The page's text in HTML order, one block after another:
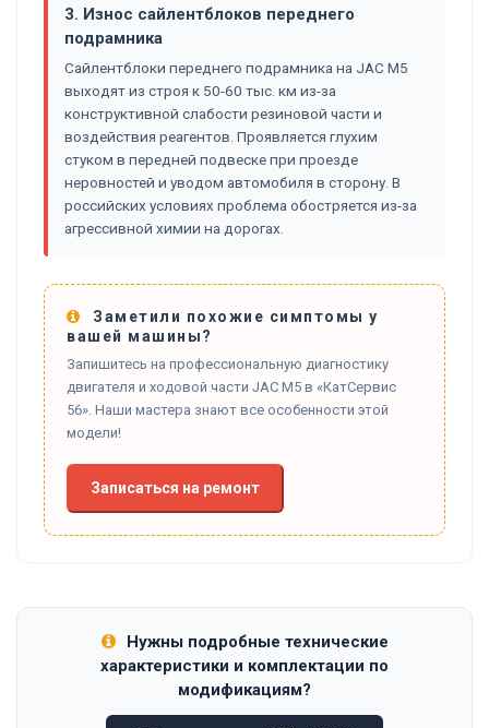
3. Износ сайлентблоков переднего
подрамника
Сайлентблоки переднего подрамника на JAC M5
выходят из строя к 50-60 тыс. км из-за
конструктивной слабости резиновой части и
воздействия реагентов. Проявляется глухим
стуком в передней подвеске при проезде
неровностей и уводом автомобиля в сторону. В
российских условиях проблема обостряется из-за
агрессивной химии на дорогах.
Заметили похожие симптомы у
вашей машины?
Запишитесь на профессиональную диагностику
двигателя и ходовой части JAC M5 в «КатСервис
56». Наши мастера знают все особенности этой
модели!
Записаться на ремонт
Нужны подробные технические
характеристики и комплектации по
модификациям?